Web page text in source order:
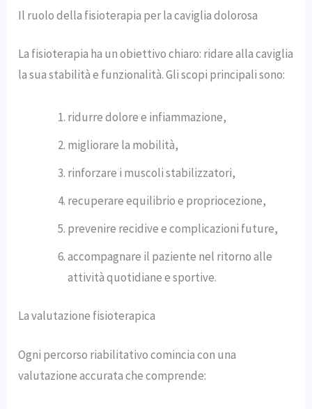
Il ruolo della fisioterapia per la caviglia dolorosa
La fisioterapia ha un obiettivo chiaro: ridare alla caviglia
la sua stabilità e funzionalità. Gli scopi principali sono:
ridurre dolore e infiammazione,
migliorare la mobilità,
rinforzare i muscoli stabilizzatori,
recuperare equilibrio e propriocezione,
prevenire recidive e complicazioni future,
accompagnare il paziente nel ritorno alle
attività quotidiane e sportive.
La valutazione fisioterapica
Ogni percorso riabilitativo comincia con una
valutazione accurata che comprende: